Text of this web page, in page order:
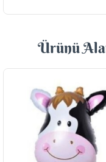
Ürünü